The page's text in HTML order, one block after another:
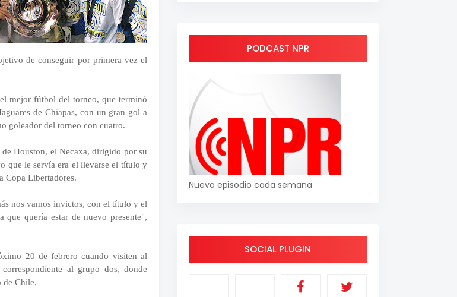
de conseguir por primera vez el
mejor fútbol del torneo, que terminó
de Chiapas, con un gran gol a
goleador del torneo con cuatro.
Houston, el Necaxa, dirigido por su
que le servía era el llevarse el título y
Copa Libertadores.
nos vamos invictos, con el título y el
quería estar de nuevo presente",
20 de febrero cuando visiten al
al grupo dos, donde
de Chile.
PODCAST NPR
Nuevo episodio cada semana
SOCIAL PLUGIN